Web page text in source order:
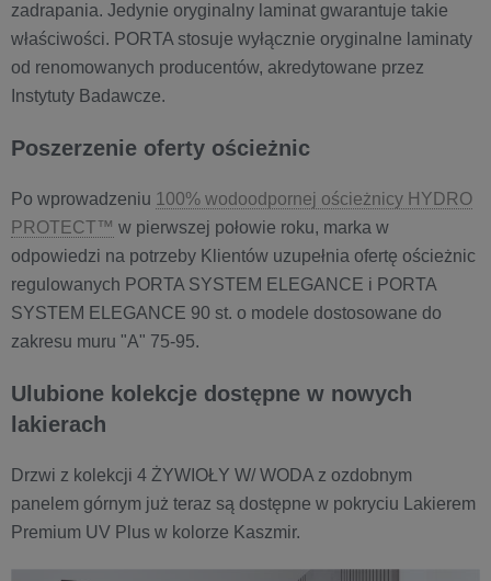
zadrapania. Jedynie oryginalny laminat gwarantuje takie
właściwości. PORTA stosuje wyłącznie oryginalne laminaty
od renomowanych producentów, akredytowane przez
Instytuty Badawcze.
Poszerzenie oferty ościeżnic
Po wprowadzeniu 100% wodoodpornej ościeżnicy HYDRO
PROTECT™ w pierwszej połowie roku, marka w
odpowiedzi na potrzeby Klientów uzupełnia ofertę ościeżnic
regulowanych PORTA SYSTEM ELEGANCE i PORTA
SYSTEM ELEGANCE 90 st. o modele dostosowane do
zakresu muru "A" 75-95.
Ulubione kolekcje dostępne w nowych
lakierach
Drzwi z kolekcji 4 ŻYWIOŁY W/ WODA z ozdobnym
panelem górnym już teraz są dostępne w pokryciu Lakierem
Premium UV Plus w kolorze Kaszmir.